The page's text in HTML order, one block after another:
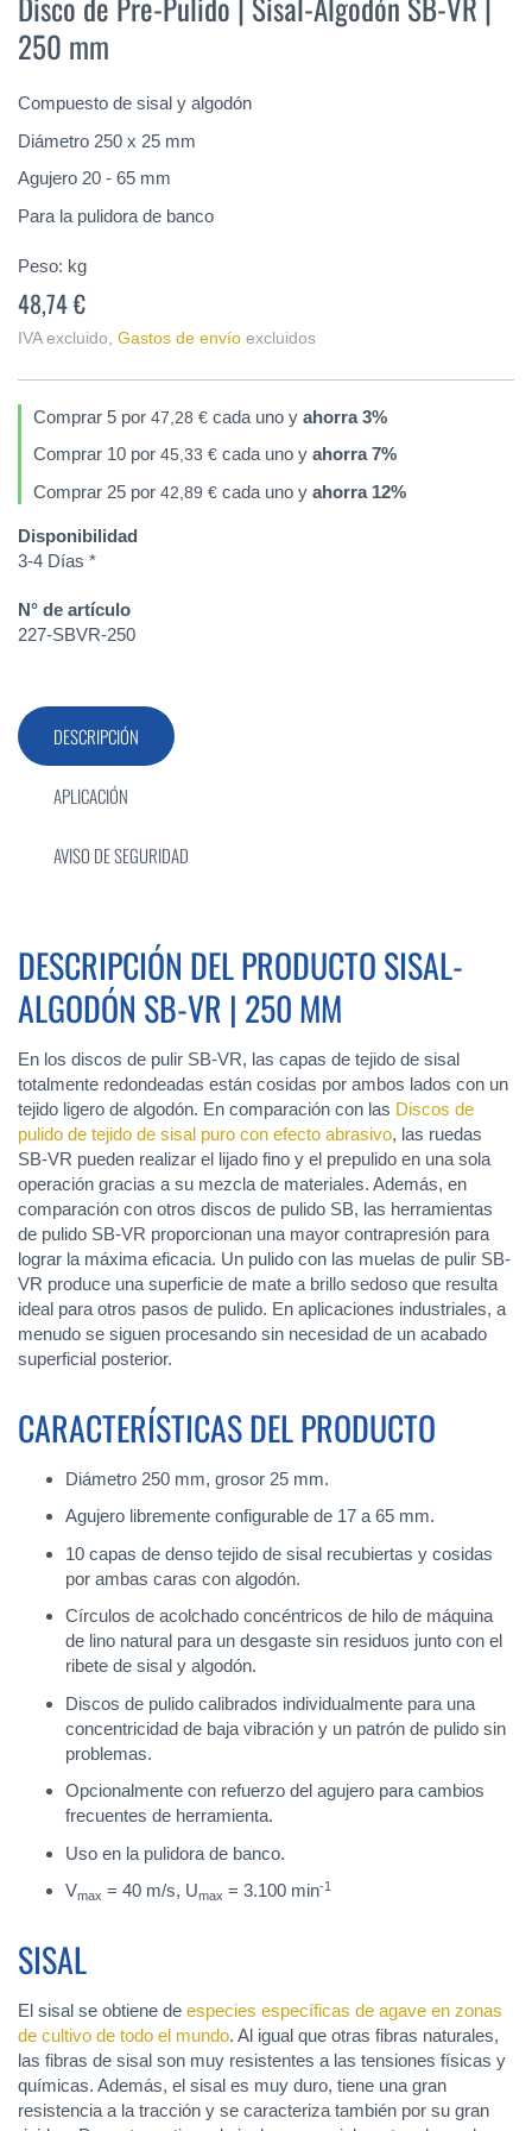
comienzo
de
la
de
imágenes
250 mm
Compuesto de sisal y algodón
Diámetro 250 x 25 mm
Agujero 20 - 65 mm
Para la pulidora de banco
Peso: kg
48,74 €
IVA excluido Gastos de envío excluidos
Comprar 5 por 47,28 € cada uno y ahorra3%
Comprar 10 por 45,33 € cada uno y ahorra7%
Comprar 25 por 42,89 € cada uno y ahorra 12%
Disponibilidad
3-4 Días *
N° de artículo
227-SBVR-250
DESCRIPCIÓN
DESCRIPCIÓN DEL PRODUCTO SISAL-
ALGODÓN SB-VR | 250 MM
En los discos de pulir SB-VR, las capas de tejido de sisal
totalmente redondeadas están cosidas por ambos lados con un
tejido ligero de algodón. En comparación con las Discos de
pulido de tejido de sisal puro con efecto abrasivo, las ruedas
SB-VR pueden realizar el lijado fino y el prepulido en una sola
operación gracias a su mezcla de materiales. Además, en
comparación con otros discos de pulido SB, las herramientas
de pulido SB-VR proporcionan una mayor contrapresión para
lograr la máxima eficacia. Un pulido con las muelas de pulir SB-
VR produce una superficie de mate a brillo sedoso que resulta
ideal para otros pasos de pulido. En aplicaciones industriales, a
menudo se siguen procesando sin necesidad de un acabado
superficial posterior.
CARACTERÍSTICAS DEL PRODUCTO
Diámetro 250 mm, grosor 25 mm.
Agujero libremente configurable de 17 a 65 mm.
10 capas de denso tejido de sisal recubiertas y cosidas
por ambas caras con algodón.
Círculos de acolchado concéntricos de hilo de máquina
de lino natural para un desgaste sin residuos junto con el
ribete de sisal y algodón.
Discos de pulido calibrados individualmente para una
concentricidad de baja vibración y un patrón de pulido sin
problemas.
Opcionalmente con refuerzo del agujero para cambios
frecuentes de herramienta.
Uso en la pulidora de banco.
Vmax = 40 m/s, Umax = 3.100 min-1
SISAL
El sisal se obtiene de especies específicas de agave en zonas
de cultivo de todo el mundo. Al igual que otras fibras naturales,
las fibras de sisal son muy resistentes a las tensiones físicas y
químicas. Además, el sisal es muy duro, tiene una gran
resistencia a la tracción y se caracteriza también por su gran
APLICACIÓN
AVISO DE SEGURIDAD